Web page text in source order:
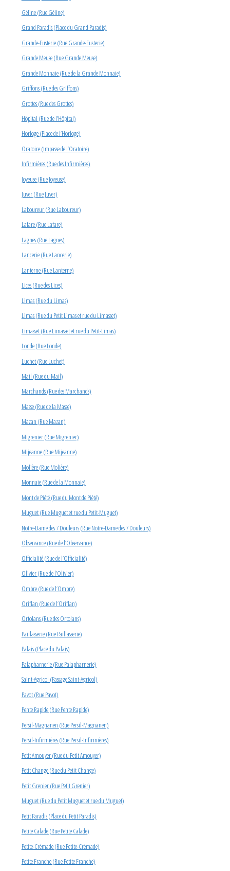
Géline (Rue Géline)
Grand Paradis (Place du Grand Paradis)
Grande-Fusterie (Rue Grande-Fusterie)
Grande Meuse (Rue Grande Meuse)
Grande Monnaie (Rue de la Grande Monnaie)
Griffons (Rue des Griffons)
Grottes (Rue des Grottes)
Hôpital (Rue de l’Hôpital)
Horloge (Place de l’Horloge)
Oratoire (Impasse de l’Oratoire)
Infirmières (Rue des Infirmières)
Joyeuse (Rue Joyeuse)
Juver (Rue Juver)
Laboureur (Rue Laboureur)
Lafare (Rue Lafare)
Lagnes (Rue Lagnes)
Lancerie (Rue Lancerie)
Lanterne (Rue Lanterne)
Lices (Rue des Lices)
Limas (Rue du Limas)
Limas (Rue du Petit Limas et rue du Limasset)
Limasset (Rue Limasset et rue du Petit-Limas)
Londe (Rue Londe)
Luchet (Rue Luchet)
Mail (Rue du Mail)
Marchands (Rue des Marchands)
Masse (Rue de la Masse)
Mazan (Rue Mazan)
Migrenier (Rue Migrenier)
Mijeanne (Rue Mijeanne)
Molière (Rue Molière)
Monnaie (Rue de la Monnaie)
Mont de Piété (Rue du Mont de Piété)
Muguet (Rue Muguet et rue du Petit-Muguet)
Notre-Dame des 7 Douleurs (Rue Notre-Dame des 7 Douleurs)
Observance (Rue de l’Observance)
Officialité (Rue de l’Officialité)
Olivier (Rue de l’Olivier)
Ombre (Rue de l’Ombre)
Oriflan (Rue de l’Oriflan)
Ortolans (Rue des Ortolans)
Paillasserie (Rue Paillasserie)
Palais (Place du Palais)
Palapharnerie (Rue Palapharnerie)
Saint-Agricol (Passage Saint-Agricol)
Pavot (Rue Pavot)
Pente Rapide (Rue Pente Rapide)
Persil-Magnanen (Rue Persil-Magnanen)
Persil-Infirmières (Rue Persil-Infirmières)
Petit Amouyer (Rue du Petit Amouyer)
Petit Change (Rue du Petit Change)
Petit Grenier (Rue Petit Grenier)
Muguet (Rue du Petit Muguet et rue du Muguet)
Petit Paradis (Place du Petit Paradis)
Petite Calade (Rue Petite Calade)
Petite-Crémade (Rue Petite-Crémade)
Petite Franche (Rue Petite Franche)